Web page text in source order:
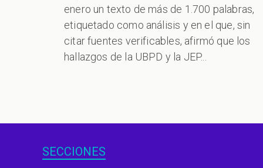
enero un texto de más de 1.700 palabras,
etiquetado como análisis y en el que, sin
citar fuentes verificables, afirmó que los
hallazgos de la UBPD y la JEP...
SECCIONES